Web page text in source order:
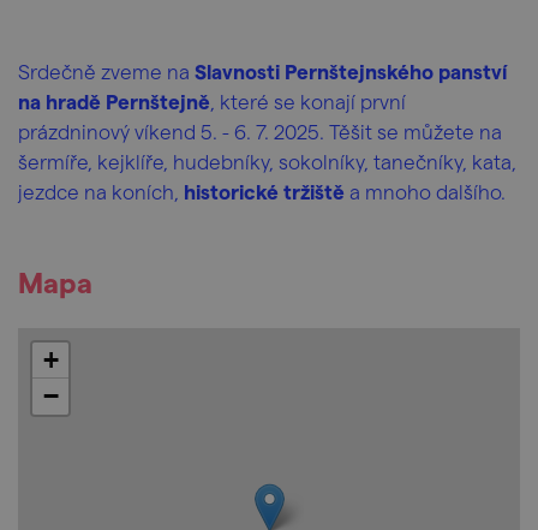
Srdečně zveme na Slavnosti Pernštejnského panství
na hradě Pernštejně , které se konají první
prázdninový víkend 5. - 6. 7. 2025. Těšit se můžete na
šermíře, kejklíře, hudebníky, sokolníky, tanečníky, kata,
jezdce na koních, historické tržiště a mnoho dalšího.
Mapa
+
−